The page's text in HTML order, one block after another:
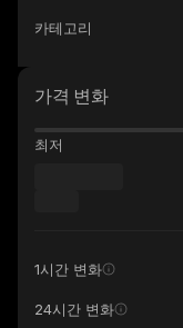
카테고리
가격 변화
최저
1시간 변화
24시간 변화